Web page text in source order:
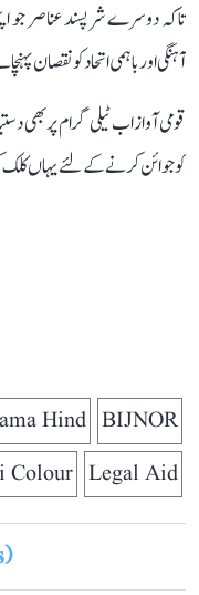
تاکہ دوسرے شرپسند عناصر جو
آہنگی اور باہمی اتحاد کو
قومی آواز اب ٹیلی گرام پر
کو جوائن کرنے کے لئے یہاں
BIJNOR
Hind
Legal Aid
Colour